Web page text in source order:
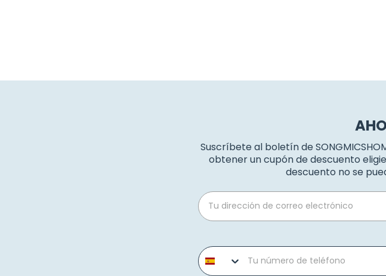
Suscríbete al boletín de
obtener un cupón de descuento
descuento no se
Email
Phone number